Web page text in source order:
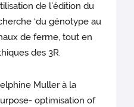
de l'édition du
‘du génotype au
de ferme, tout en
des 3R.
Muller à la
optimisation of